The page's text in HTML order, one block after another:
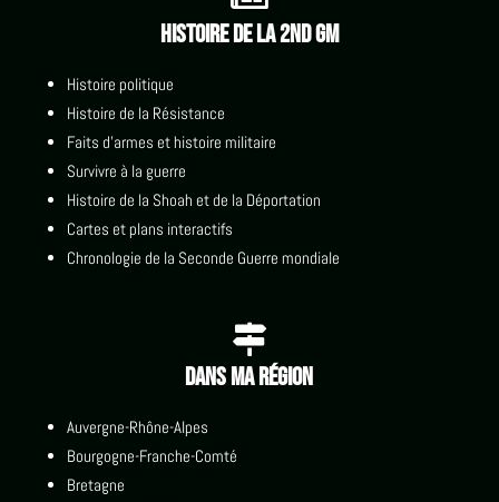
Histoire de la 2nd GM
Histoire politique
Histoire de la Résistance
Faits d'armes et histoire militaire
Survivre à la guerre
Histoire de la Shoah et de la Déportation
Cartes et plans interactifs
Chronologie de la Seconde Guerre mondiale

Dans ma région
Auvergne-Rhône-Alpes
Bourgogne-Franche-Comté
Bretagne